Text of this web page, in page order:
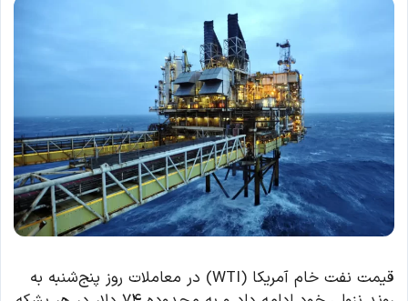
قیمت نفت خام آمریکا (WTI) در معاملات روز پنج‌شنبه به